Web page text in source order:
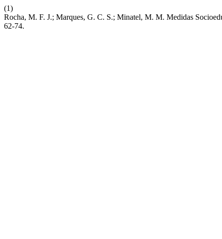
(1)
Rocha, M. F. J.; Marques, G. C. S.; Minatel, M. M. Medidas
62-74.